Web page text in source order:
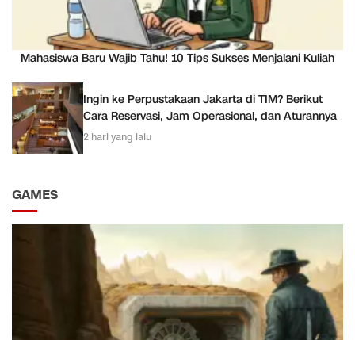
Mahasiswa Baru Wajib Tahu! 10 Tips Sukses Menjalani Kuliah
Ingin ke Perpustakaan Jakarta di TIM? Berikut
Cara Reservasi, Jam Operasional, dan Aturannya
2 hari yang lalu
GAMES